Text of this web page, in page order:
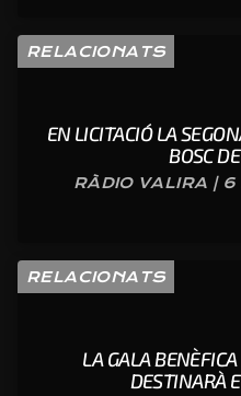
RELACIONATS
EN LICITACIÓ LA
BOSC
RÀDIO VALIRA |
RELACIONATS
LA GALA
DESTINARÀ